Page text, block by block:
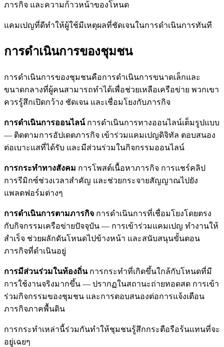
ภารกิจ และความก้าวหน้าของโหนด
แคมเปญที่ดีทำให้ผู้ใช้มีเหตุผลที่ชัดเจนในการดำเนินการทันที
การดำเนินการของชุมชน
การดำเนินการของชุมชนคือการดำเนินการขนาดเล็กและ
ขนาดกลางที่ผู้คนสามารถทำได้เพื่อช่วยเหลือเครือข่าย พวกเขา
ควรรู้สึกเปิดกว้าง ชัดเจน และเชื่อมโยงกับภารกิจ
การดำเนินการออนไลน์การดำเนินการทางออนไลน์เต็มรูปแบบ
— ติดตามการอัปเดตภารกิจ เข้าร่วมแคมเปญดิจิทัล ตอบสนอง
ต่อเบาะแสที่ได้รับ และมีส่วนร่วมในกิจกรรมออนไลน์
การกระทำทางสังคม การโพสต์เนื้อหาภารกิจ การแชร์คลิป
การรีมิกซ์ช่วงเวลาสำคัญ และช่วยกระจายสัญญาณไปยัง
แพลตฟอร์มต่างๆ
การดำเนินการตามภารกิจ การดำเนินการที่เชื่อมโยงโดยตรง
กับกิจกรรมเครือข่ายปัจจุบัน — การเข้าร่วมแคมเปญ ทำงานให้
สำเร็จ ช่วยผลักดันโหนดไปข้างหน้า และสนับสนุนขั้นตอน
ภารกิจที่ดำเนินอยู่
การมีส่วนร่วมในท้องถิ่นการกระทำที่เกิดขึ้นใกล้กับโหนดที่มี
การใช้งานจริงมากขึ้น — ปรากฏในสถานะถ่ายทอดสด การเข้า
ร่วมกิจกรรมของชุมชน และการตอบสนองต่อการแจ้งเตือน
ภารกิจภาคพื้นดิน
การกระทำเหล่านี้ร่วมกันทำให้ชุมชนรู้สึกกระตือรือร้นแทนที่จะ
อยู่เฉยๆ